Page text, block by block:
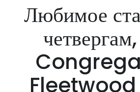
Любимое
четвергам,